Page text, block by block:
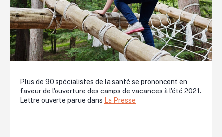
Plus de 90 spécialistes de la santé se prononcent en
faveur de l'ouverture des camps de vacances à l'été 2021.
Lettre ouverte parue dans La Presse